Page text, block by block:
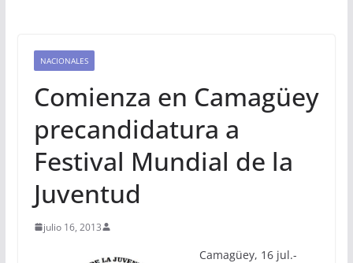
NACIONALES
Comienza en Camagüey
precandidatura a
Festival Mundial de la
Juventud
julio 16, 2013
Camagüey, 16 jul.-